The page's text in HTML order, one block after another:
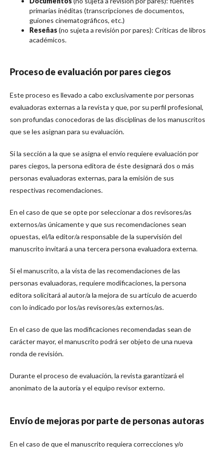
primarias inéditas (transcripciones de documentos,
guiones cinematográficos, etc.)
Reseñas(no sujeta a revisión por pares): Críticas de libros
académicos.
Proceso de evaluación por pares ciegos
Este proceso es llevado a cabo exclusivamente por personas
evaluadoras externas a la revista y que, por su perfil profesional,
son profundas conocedoras de las disciplinas de los manuscritos
que se les asignan para su evaluación.
Si la sección a la que se asigna el envío requiere evaluación por
pares ciegos, la persona editora de éste designará dos o más
personas evaluadoras externas, para la emisión de sus
respectivas recomendaciones.
En el caso de que se opte por seleccionar a dos revisores/as
externos/as únicamente y que sus recomendaciones sean
opuestas, el/la editor/a responsable de la supervisión del
manuscrito invitará a una tercera persona evaluadora externa.
Si el manuscrito, a la vista de las recomendaciones de las
personas evaluadoras, requiere modificaciones, la persona
editora solicitará al autor/a la mejora de su artículo de acuerdo
con lo indicado por los/as revisores/as externos/as.
En el caso de que las modificaciones recomendadas sean de
carácter mayor, el manuscrito podrá ser objeto de una nueva
ronda de revisión.
Durante el proceso de evaluación, la revista garantizará el
anonimato de la autoría y el equipo revisor externo.
Envío de mejoras por parte de personas autoras
En el caso de que el manuscrito requiera correcciones y/o